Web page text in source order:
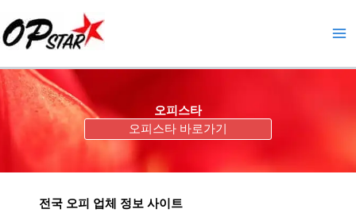
텐
츠
로
건
오피스타
오피스타 바로가기
전국 오피 업체 정보 사이트